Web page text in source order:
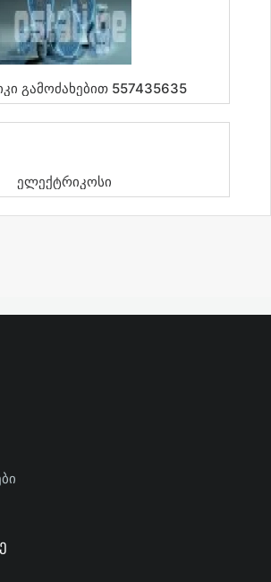
Გამოძახებით 557435635
Ელექტრიკოსი